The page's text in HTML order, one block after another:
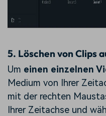
5. Löschen von Clips
Um einen einzelnen
Medium von Ihrer
mit der rechten
Ihrer Zeitachse und